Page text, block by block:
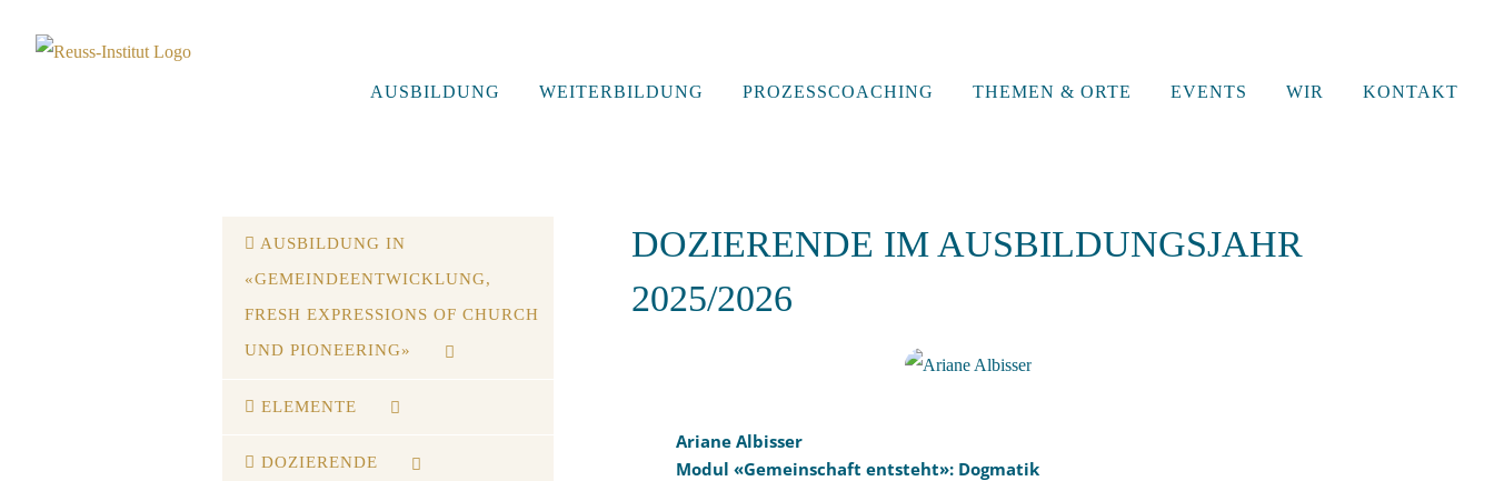
AUSBILDUNG WEITERBILDUNG PROZESSCOACHING THEMEN & ORTE EVENTS WIR KONTAKT
AUSBILDUNG IN
«GEMEINDEENTWICKLUNG,
FRESH EXPRESSIONS OF CHURCH
UND PIONEERING»
ELEMENTE
DOZIERENDE
DOZIERENDE IM AUSBILDUNGSJAHR
2025/2026
Ariane Albisser
Modul «Gemeinschaft entsteht»: Dogmatik